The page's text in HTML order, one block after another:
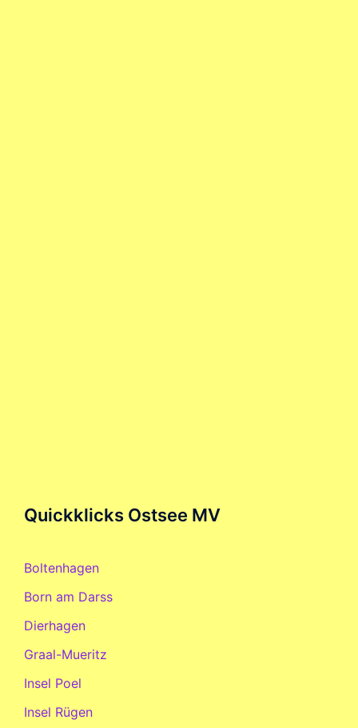
Quickklicks Ostsee MV
Boltenhagen
Born am Darss
Dierhagen
Graal-Mueritz
Insel Poel
Insel Rügen